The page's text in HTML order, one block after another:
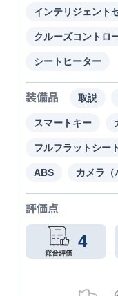
インテリジェント
クルーズコントロ
シートヒーター
装備品 取説
スマートキー
フルフラットシー
ABS カメラ（
評価点
4